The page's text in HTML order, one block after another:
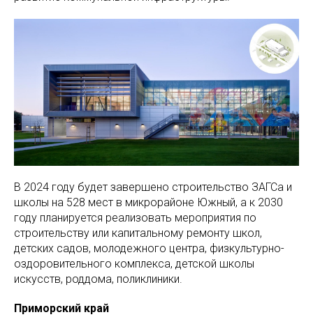
В 2024 году будет завершено строительство ЗАГСа и
школы на 528 мест в микрорайоне Южный, а к 2030
году планируется реализовать мероприятия по
строительству или капитальному ремонту школ,
детских садов, молодежного центра, физкультурно-
оздоровительного комплекса, детской школы
искусств, роддома, поликлиники.
Приморский край